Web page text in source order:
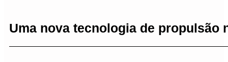
Uma nova tecnologia de propulsão